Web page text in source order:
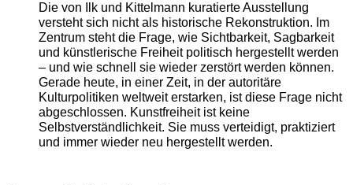
Die von Ilk und Kittelmann kuratierte Ausstellung
versteht sich nicht als historische Rekonstruktion. Im
Zentrum steht die Frage, wie Sichtbarkeit, Sagbarkeit
und künstlerische Freiheit politisch hergestellt werden
– und wie schnell sie wieder zerstört werden können.
Gerade heute, in einer Zeit, in der autoritäre
Kulturpolitiken weltweit erstarken, ist diese Frage nicht
abgeschlossen. Kunstfreiheit ist keine
Selbstverständlichkeit. Sie muss verteidigt, praktiziert
und immer wieder neu hergestellt werden.